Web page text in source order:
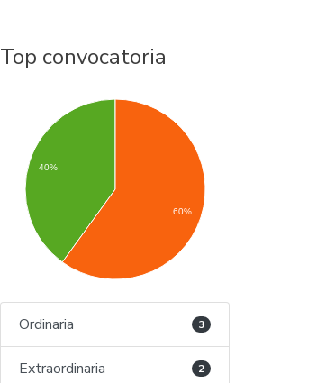
Top convocatoria
40%
60%
Ordinaria 3
Extraordinaria 2